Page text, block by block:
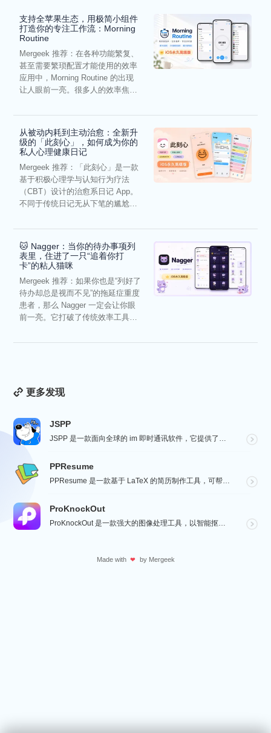
支持全苹果生态，用极简小组件
打造你的专注工作流：Morning
Routine
Mergeek 推荐：在各种功能繁复、
甚至需要繁琐配置才能使用的效率
应用中，Morning Routine 的出现
让人眼前一亮。很多人的效率焦
从被动内耗到主动治愈：全新升
级的「此刻心」，如何成为你的
私人心理健康日记
Mergeek 推荐：「此刻心」是一款
基于积极心理学与认知行为疗法
（CBT）设计的治愈系日记 App。
不同于传统日记无从下笔的尴尬，
🐱 Nagger：当你的待办事项列
表里，住进了一只“追着你打
卡”的粘人猫咪
Mergeek 推荐：如果你也是“列好了
待办却总是视而不见”的拖延症重度
患者，那么 Nagger 一定会让你眼
前一亮。它打破了传统效率工具冰
更多发现
JSPP
JSPP 是一款面向全球的 im 即时通讯软件，它提供了安全、稳定、高效的通讯服务，免费音视频通话，...
PPResume
PPResume 是一款基于 LaTeX 的简历制作工具，可帮助用户在几分钟内快速制作精美、排版良好...
ProKnockOut
ProKnockOut 是一款强大的图像处理工具，以智能抠图为核心，集成了图片合成、人像美容、照片编...
Made with ❤ by Mergeek